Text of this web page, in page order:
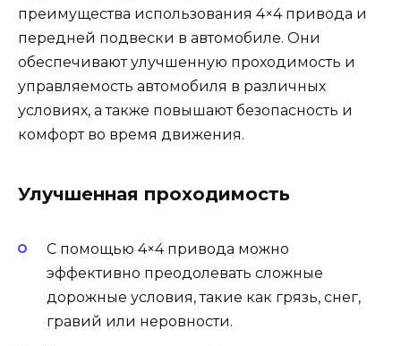
преимущества использования 4×4 привода и
передней подвески в автомобиле. Они
обеспечивают улучшенную проходимость и
управляемость автомобиля в различных
условиях, а также повышают безопасность и
комфорт во время движения.
Улучшенная проходимость
С помощью 4×4 привода можно
эффективно преодолевать сложные
дорожные условия, такие как грязь, снег,
гравий или неровности.